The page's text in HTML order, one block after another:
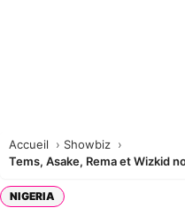
Accueil
Showbiz
Tems, Asake, Rema et Wizkid
NIGERIA